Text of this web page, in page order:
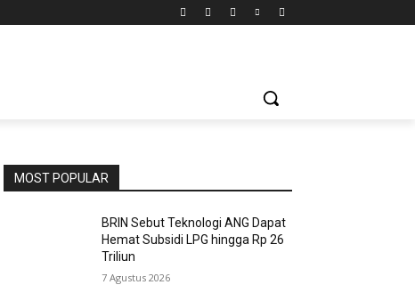
MOST POPULAR
BRIN Sebut Teknologi ANG Dapat
Hemat Subsidi LPG hingga Rp 26
Triliun
7 Agustus 2026